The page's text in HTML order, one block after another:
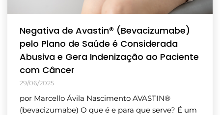
Negativa de Avastin® (Bevacizumabe)
pelo Plano de Saúde é Considerada
Abusiva e Gera Indenização ao Paciente
com Câncer
29/06/2025
por Marcello Ávila Nascimento AVASTIN®
(bevacizumabe) O que é e para que serve? É um